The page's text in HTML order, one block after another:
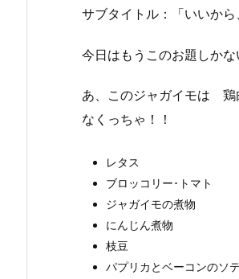
サブタイトル：「いいから
今日はもうこのお題しか
あ、このジャガイモは
なくっちゃ！！
レタス
ブロッコリー･トマト
ジャガイモの煮物
にんじん煮物
枝豆
パプリカとベーコンのソ